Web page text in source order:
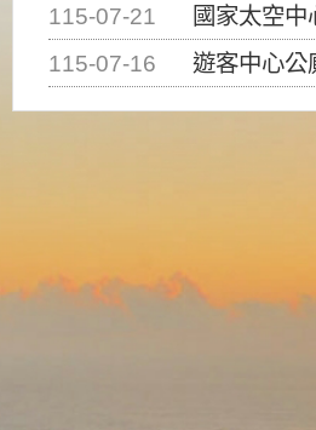
115-07-21
國家太空中心為辦理2026台灣盃火箭競賽
115-07-16
遊客中心公